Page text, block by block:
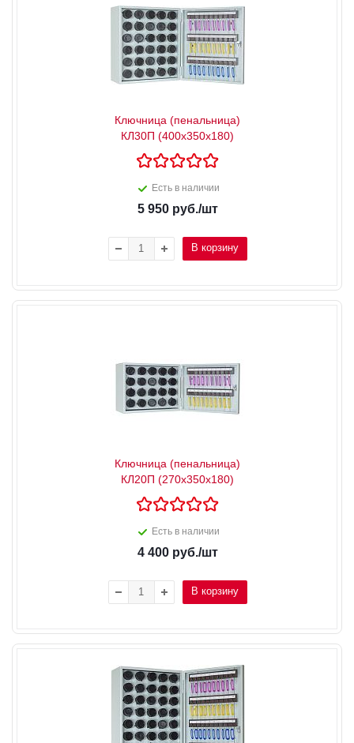
Ключница (пенальница)
КЛ30П (400x350x180)
Есть в наличии
5 950руб./шт
В корзину
Ключница (пенальница)
КЛ20П (270x350x180)
Есть в наличии
4 400руб./шт
В корзину